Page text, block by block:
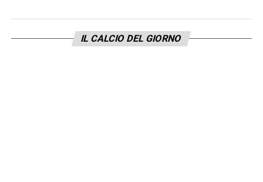
costantemente sostenuto, spendendo parole
al miele per la terra che lo ha ospitato e per il
IL CALCIO DEL GIORNO